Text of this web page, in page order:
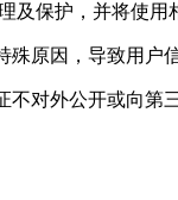
及保护，并将使
殊原因，导致用
对外公开或向第